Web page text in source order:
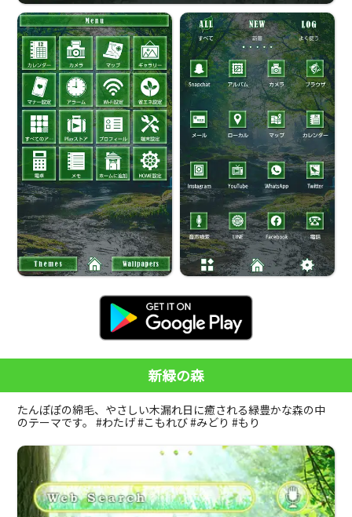
新緑の森
たんぽぽの綿毛、やさしい木漏れ日に癒される緑豊かな森の中
のテーマです。 #わたげ #こもれび #みどり #もり